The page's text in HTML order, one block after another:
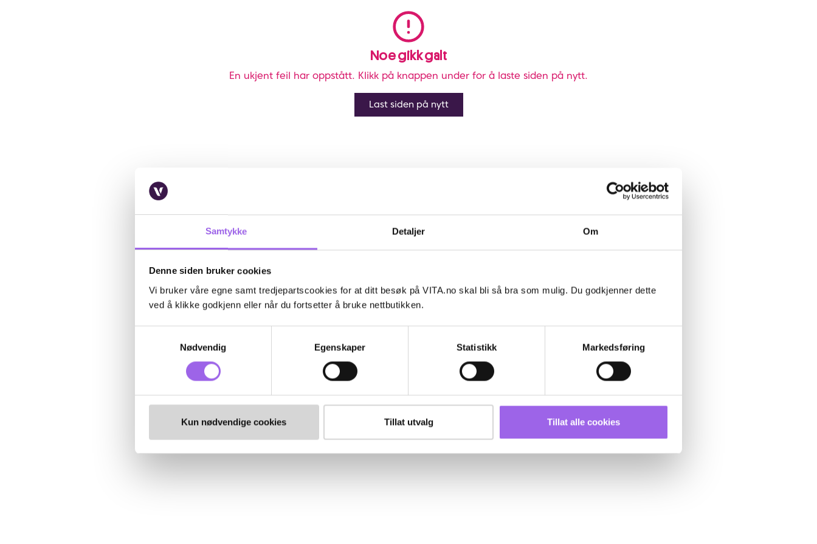
Samtykke Detaljer Om
Denne siden bruker cookies
Vi bruker våre egne samt tredjepartscookies for at ditt besøk på VITA.no skal bli så bra som mulig. Du godkjenner dette
ved å klikke godkjenn eller når du fortsetter å bruke nettbutikken.
Nødvendig
Egenskaper Statistikk Markedsføring
Kun nødvendige cookies Tillat utvalg Tillat alle cookies
Noe gikk galt
En ukjent feil har oppstått. Klikk på knappen under for å laste siden på nytt.
Last siden på nytt